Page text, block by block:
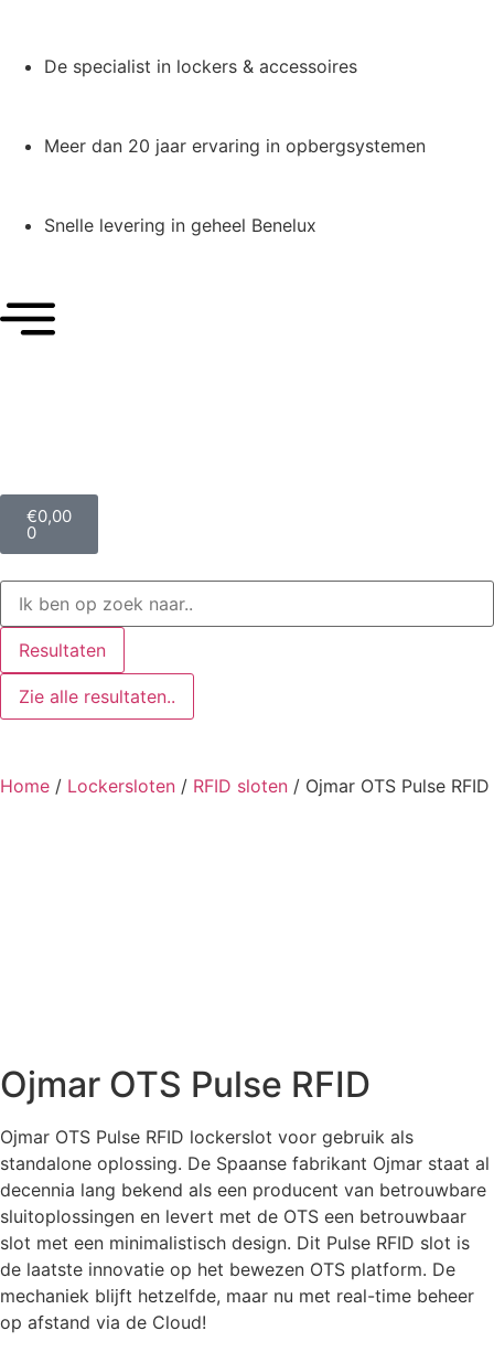
De specialist in lockers & accessoires
Meer dan 20 jaar ervaring in opbergsystemen
Snelle levering in geheel Benelux
€0,00
0
Resultaten
Zie alle resultaten..
Home / Lockersloten / RFID sloten / Ojmar OTS Pulse RFID
Ojmar OTS Pulse RFID
Ojmar OTS Pulse RFID lockerslot voor gebruik als
standalone oplossing. De Spaanse fabrikant Ojmar staat al
decennia lang bekend als een producent van betrouwbare
sluitoplossingen en levert met de OTS een betrouwbaar
slot met een minimalistisch design. Dit Pulse RFID slot is
de laatste innovatie op het bewezen OTS platform. De
mechaniek blijft hetzelfde, maar nu met real-time beheer
op afstand via de Cloud!